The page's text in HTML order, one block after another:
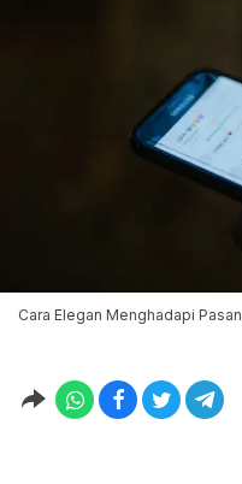
Cara Elegan Menghadapi